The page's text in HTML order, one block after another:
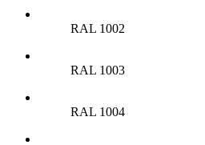
RAL 1002
RAL 1003
RAL 1004